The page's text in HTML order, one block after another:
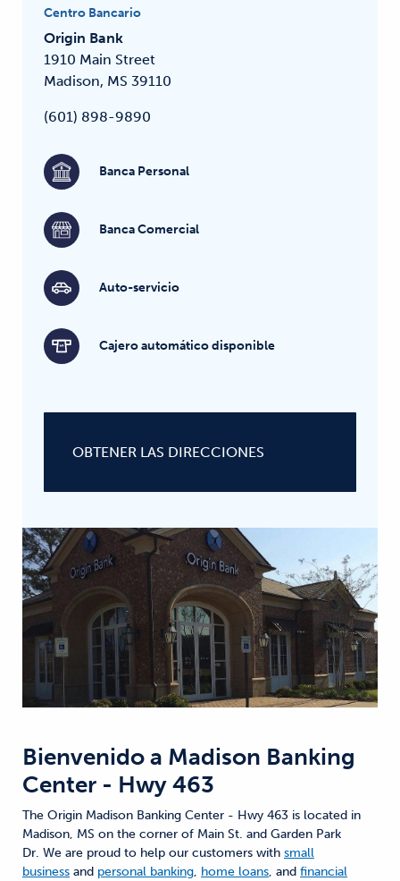
Centro Bancario
Origin Bank
1910 Main Street
Madison, MS 39110
(601) 898-9890
Banca Personal
Banca Comercial
Auto-servicio
Cajero automático disponible
OBTENER LAS DIRECCIONES
Bienvenido a Madison Banking
Center - Hwy 463
The Origin Madison Banking Center - Hwy 463 is located in
Madison, MS on the corner of Main St. and Garden Park
Dr. We are proud to help our customers with small
business and personal banking, home loans, and financial